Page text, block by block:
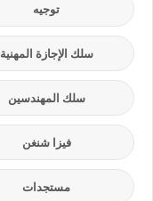
توجيه
سلك الإجازة المهنية
سلك المهندسين
فيزا شنغن
مستجدات